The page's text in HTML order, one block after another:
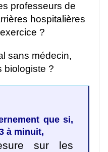
professeurs de
hospitalières
?
sans médecin,
biologiste ?
que si,
à minuit,
sur les